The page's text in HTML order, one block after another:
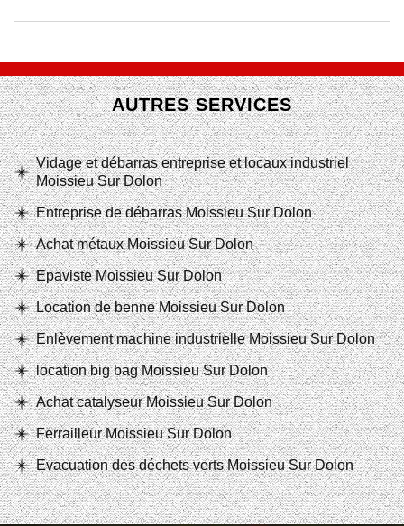
AUTRES SERVICES
Vidage et débarras entreprise et locaux industriel
Moissieu Sur Dolon
Entreprise de débarras Moissieu Sur Dolon
Achat métaux Moissieu Sur Dolon
Epaviste Moissieu Sur Dolon
Location de benne Moissieu Sur Dolon
Enlèvement machine industrielle Moissieu Sur Dolon
location big bag Moissieu Sur Dolon
Achat catalyseur Moissieu Sur Dolon
Ferrailleur Moissieu Sur Dolon
Evacuation des déchets verts Moissieu Sur Dolon